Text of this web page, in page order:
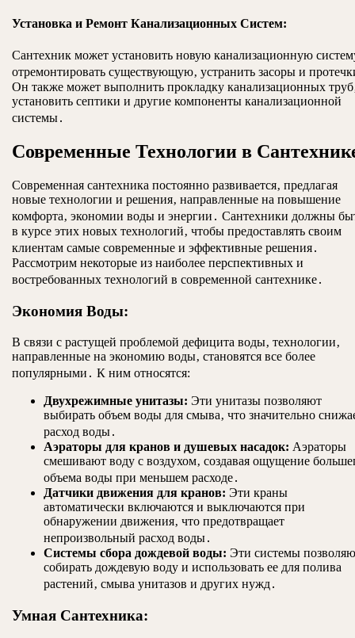
Установка и Ремонт Канализационных Систем:
Сантехник может установить новую канализационную
отремонтировать существующую‚ устранить засоры и
Он также может выполнить прокладку канализационных
установить септики и другие компоненты канализационной
системы․
Современные Технологии в
Современная сантехника постоянно развивается‚ предлагая
новые технологии и решения‚ направленные на повышение
комфорта‚ экономии воды и энергии․ Сантехники должны
в курсе этих новых технологий‚ чтобы предоставлять своим
клиентам самые современные и эффективные решения․
Рассмотрим некоторые из наиболее перспективных и
востребованных технологий в современной сантехнике․
Экономия Воды:
В связи с растущей проблемой дефицита воды‚ технологии‚
направленные на экономию воды‚ становятся все более
популярными․ К ним относятся:
Двухрежимные унитазы: Эти унитазы позволяют
выбирать объем воды для смыва‚ что значительно
расход воды․
Аэраторы для кранов и душевых насадок: Аэраторы
смешивают воду с воздухом‚ создавая ощущение
объема воды при меньшем расходе․
Датчики движения для кранов: Эти краны
автоматически включаются и выключаются при
обнаружении движения‚ что предотвращает
непроизвольный расход воды․
Системы сбора дождевой воды: Эти системы
собирать дождевую воду и использовать ее для полива
растений‚ смыва унитазов и других нужд․
Умная Сантехника: